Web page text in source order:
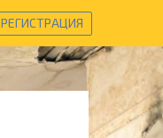
РЕГИСТРАЦИЯ